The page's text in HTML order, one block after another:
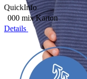
QuickInfo
000 mix Karton
Details